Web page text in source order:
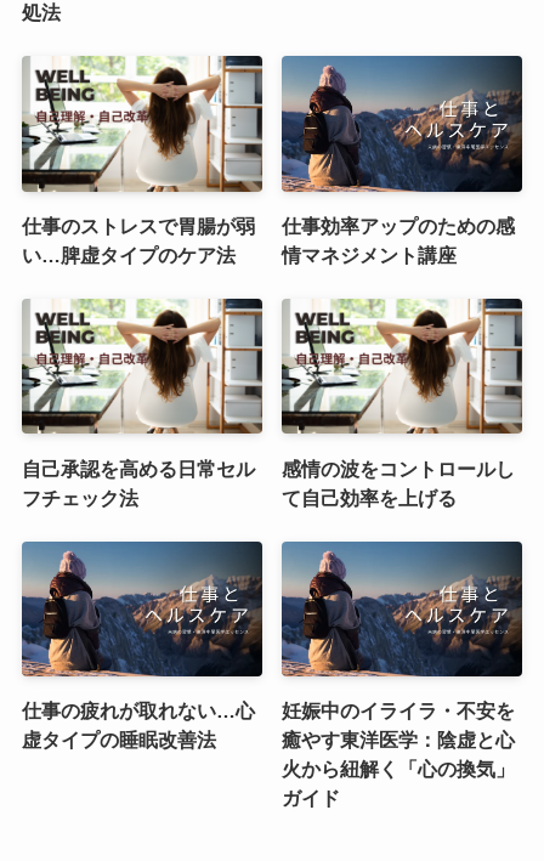
処法
仕事のストレスで胃腸が弱
い…脾虚タイプのケア法
仕事効率アップのための感
情マネジメント講座
自己承認を高める日常セル
フチェック法
感情の波をコントロールし
て自己効率を上げる
仕事の疲れが取れない…心
虚タイプの睡眠改善法
妊娠中のイライラ・不安を
癒やす東洋医学：陰虚と心
火から紐解く「心の換気」
ガイド